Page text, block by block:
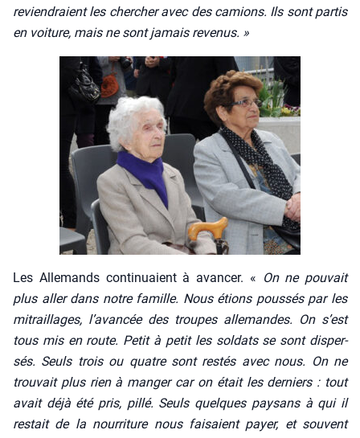
revien­draient les cher­cher avec des camions. Ils sont par­tis
en voi­ture, mais ne sont jamais reve­nus. »
Les Alle­mands conti­nuaient à avan­cer. « On ne pou­vait
plus aller dans notre famille. Nous étions pous­sés par les
mitraillages, l’avancée des troupes alle­mandes. On s’est
tous mis en route. Petit à petit les sol­dats se sont dis­per­
sés. Seuls trois ou quatre sont res­tés avec nous. On ne
trou­vait plus rien à man­ger car on était les der­niers : tout
avait déjà été pris, pillé. Seuls quelques pay­sans à qui il
res­tait de la nour­ri­ture nous fai­saient payer, et sou­vent